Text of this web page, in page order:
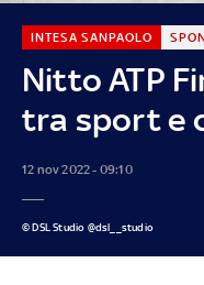
Nitto ATP
tra sport e
INTESA SANPAOLO
12 nov 2022 - 09:10
© DSL Studio @dsl__studio